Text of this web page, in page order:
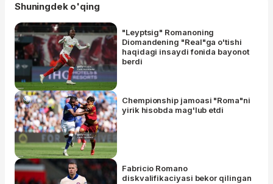
Shuningdek o'qing
"Leyptsig" Romanoning
Diomandening "Real"ga o'tishi
haqidagi insaydi fonida bayonot
berdi
Chempionship jamoasi "Roma"ni
yirik hisobda mag'lub etdi
Fabricio Romano
diskvalifikaciyasi bekor qilingan